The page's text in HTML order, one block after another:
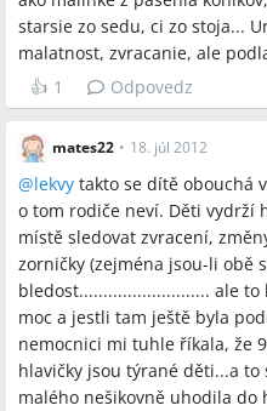
starsie zo sedu, ci zo stoja...
malatnost, zvracanie, ale
👍 1 Odpovedz
mates22 • 18. júl 2012
@lekvy takto se dítě obouchá
o tom rodiče neví. Děti vydrží
místě sledovat zvracení,
zorničky (zejména jsou-li obě
bledost........................... ale
moc a jestli tam ještě byla
nemocnici mi tuhle říkala, že
hlavičky jsou týrané děti...a to
malého nešikovně uhodila do